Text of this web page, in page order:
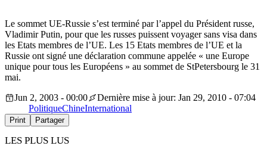
Le sommet UE-Russie s’est terminé par l’appel du Président russe,
Vladimir Putin, pour que les russes puissent voyager sans visa dans
les Etats membres de l’UE. Les 15 Etats membres de l’UE et la
Russie ont signé une déclaration commune appelée « une Europe
unique pour tous les Européens » au sommet de StPetersbourg le 31
mai.
Jun 2, 2003 - 00:00
Dernière mise à jour: Jan 29, 2010 - 07:04
PolitiqueChineInternational
Print Partager
LES PLUS LUS